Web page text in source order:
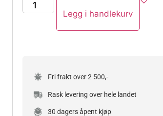
Legg i handlekurv
Fri frakt over 2 500,-
Rask levering over hele landet
30 dagers åpent kjøp